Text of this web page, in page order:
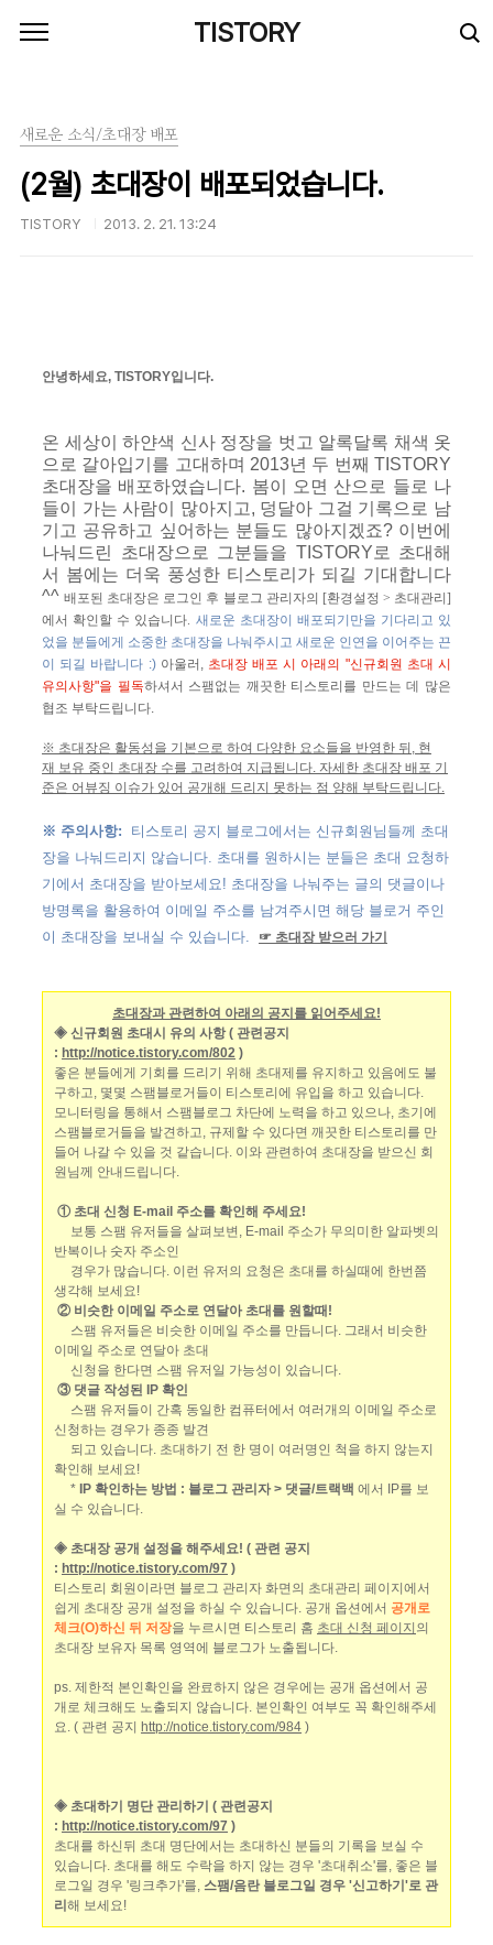
TISTORY
새로운 소식/초대장 배포
(2월) 초대장이 배포되었습니다.
TISTORY 2013. 2. 21. 13:24
안녕하세요, TISTORY입니다.
온 세상이 하얀색 신사 정장을 벗고 알록달록 채색 옷
으로 갈아입기를 고대하며 2013년 두 번째 TISTORY
초대장을 배포하였습니다. 봄이 오면 산으로 들로 나
들이 가는 사람이 많아지고, 덩달아 그걸 기록으로 남
기고 공유하고 싶어하는 분들도 많아지겠죠? 이번에
나눠드린 초대장으로 그분들을 TISTORY로 초대해
서 봄에는 더욱 풍성한 티스토리가 되길 기대합니다
^^배포된 초대장은 로그인 후 블로그 관리자의 [환경설정 > 초대관리]
에서 확인할 수 있습니다. 새로운 초대장이 배포되기만을 기다리고 있
었을 분들에게 소중한 초대장을 나눠주시고 새로운 인연을 이어주는 끈
이 되길 바랍니다 :) 아울러, 초대장 배포 시 아래의 "신규회원 초대 시
유의사항"을 필독하셔서 스팸없는 깨끗한 티스토리를 만드는 데 많은
협조 부탁드립니다.
※ 초대장은 활동성을 기본으로 하여 다양한 요소들을 반영한 뒤, 현
재 보유 중인 초대장 수를 고려하여 지급됩니다. 자세한 초대장 배포 기
준은 어뷰징 이슈가 있어 공개해 드리지 못하는 점 양해 부탁드립니다.
※ 주의사항: 티스토리 공지 블로그에서는 신규회원님들께 초대
장을 나눠드리지 않습니다. 초대를 원하시는 분들은 초대 요청하
기에서 초대장을 받아보세요! 초대장을 나눠주는 글의 댓글이나
방명록을 활용하여 이메일 주소를 남겨주시면 해당 블로거 주인
이 초대장을 보내실 수 있습니다.
☞ 초대장 받으러 가기
초대장과 관련하여 아래의 공지를 읽어주세요!
◈ 신규회원 초대시 유의 사항 ( 관련공지
: http://notice.tistory.com/802 )
좋은 분들에게 기회를 드리기 위해 초대제를 유지하고 있음에도 불
구하고, 몇몇 스팸블로거들이 티스토리에 유입을 하고 있습니다.
모니터링을 통해서 스팸블로그 차단에 노력을 하고 있으나, 초기에
스팸블로거들을 발견하고, 규제할 수 있다면 깨끗한 티스토리를 만
들어 나갈 수 있을 것 같습니다. 이와 관련하여 초대장을 받으신 회
원님께 안내드립니다.
① 초대 신청 E-mail 주소를 확인해 주세요!
보통 스팸 유저들을 살펴보변, E-mail 주소가 무의미한 알파벳의
반복이나 숫자 주소인
경우가 많습니다. 이런 유저의 요청은 초대를 하실때에 한번쯤
생각해 보세요!
② 비슷한 이메일 주소로 연달아 초대를 원할때!
스팸 유저들은 비슷한 이메일 주소를 만듭니다. 그래서 비슷한
이메일 주소로 연달아 초대
신청을 한다면 스팸 유저일 가능성이 있습니다.
③ 댓글 작성된 IP 확인
스팸 유저들이 간혹 동일한 컴퓨터에서 여러개의 이메일 주소로
신청하는 경우가 종종 발견
되고 있습니다. 초대하기 전 한 명이 여러명인 척을 하지 않는지
확인해 보세요!
* IP 확인하는 방법 : 블로그 관리자 > 댓글/트랙백 에서 IP를 보
실 수 있습니다.
◈ 초대장 공개 설정을 해주세요! ( 관련 공지
: http://notice.tistory.com/97 )
티스토리 회원이라면 블로그 관리자 화면의 초대관리 페이지에서
쉽게 초대장 공개 설정을 하실 수 있습니다. 공개 옵션에서 공개로
체크(O)하신 뒤 저장을 누르시면 티스토리 홈 초대 신청 페이지 의
초대장 보유자 목록 영역에 블로그가 노출됩니다.
ps. 제한적 본인확인을 완료하지 않은 경우에는 공개 옵션에서 공
개로 체크해도 노출되지 않습니다. 본인확인 여부도 꼭 확인해주세
요. ( 관련 공지
http://notice.tistory.com/984 )
◈ 초대하기 명단 관리하기 ( 관련공지
: http://notice.tistory.com/97 )
초대를 하신뒤 초대 명단에서는 초대하신 분들의 기록을 보실 수
있습니다. 초대를 해도 수락을 하지 않는 경우 '초대취소'를, 좋은 블
로그일 경우 '링크추가'를, 스팸/음란 블로그일 경우 '신고하기'로 관
리 해 보세요!